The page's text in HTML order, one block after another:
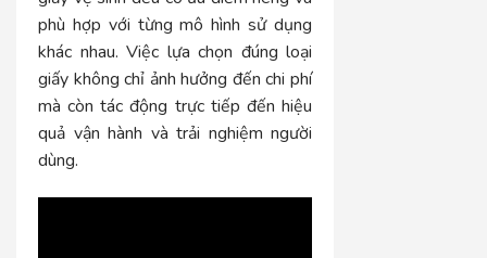
phù hợp với từng mô hình sử dụng
khác nhau. Việc lựa chọn đúng loại
giấy không chỉ ảnh hưởng đến chi phí
mà còn tác động trực tiếp đến hiệu
quả vận hành và trải nghiệm người
dùng.